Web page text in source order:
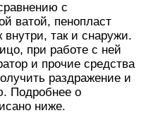
с
ватой, пенопласт
внутри, так и снаружи.
при работе с ней
и прочие средства
раздражение и
Подробнее о
ниже.